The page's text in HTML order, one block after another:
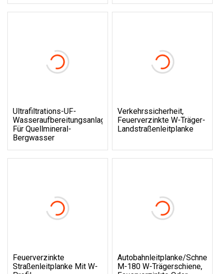
Ultrafiltrations-UF-
Wasseraufbereitungsanlagensystem
Für Quellmineral-
Bergwasser
Verkehrssicherheit,
Feuerverzinkte W-Träger-
Landstraßenleitplanke
Feuerverzinkte
Straßenleitplanke Mit W-
Autobahnleitplanke/
M-180 W-Trägerschiene,